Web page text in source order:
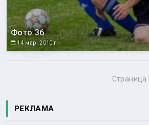
Фото 36
14 мар. 2010 г.
Страница
РЕКЛАМА